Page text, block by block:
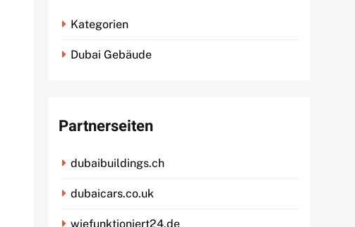
Kategorien
Dubai Gebäude
Partnerseiten
dubaibuildings.ch
dubaicars.co.uk
wiefunktioniert24.de